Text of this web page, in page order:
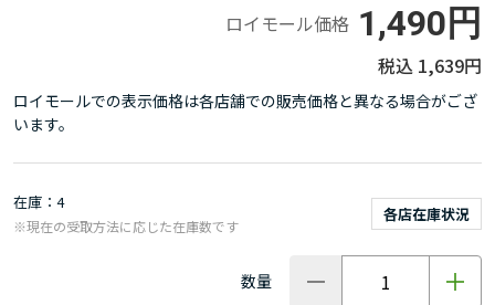
ロイモール価格 1,490円
1,639円
ロイモールでの表示価格は各店舗での販売価格と異なる場合がござ
います。
在庫 4
各店在庫状況
※現在の受取方法に応じた在庫数です
数量